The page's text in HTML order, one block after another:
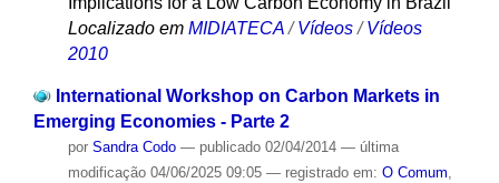
Localizado em MIDIATECA /Vídeos /Vídeos
2010
International Workshop on Carbon Markets in
Emerging Economies - Parte 2
por Sandra Codo — publicado02/04/2014 — última
modificação04/06/2025 09:05 — registrado em: O Comum,